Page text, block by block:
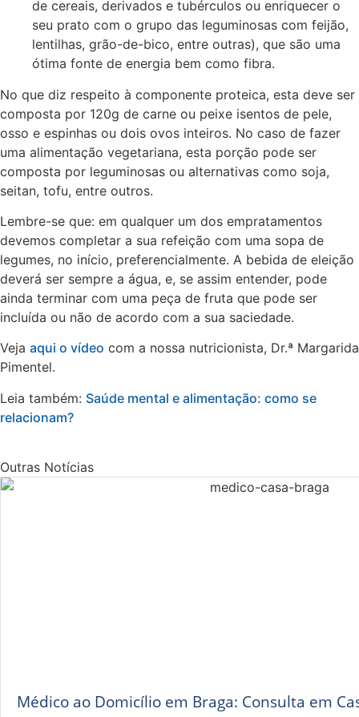
de cereais, derivados e tubérculos ou enriquecer o
seu prato com o grupo das leguminosas com feijão,
lentilhas, grão-de-bico, entre outras), que são uma
ótima fonte de energia bem como fibra.
No que diz respeito à componente proteica, esta deve ser
composta por 120g de carne ou peixe isentos de pele,
osso e espinhas ou dois ovos inteiros. No caso de fazer
uma alimentação vegetariana, esta porção pode ser
composta por leguminosas ou alternativas como soja,
seitan, tofu, entre outros.
Lembre-se que: em qualquer um dos empratamentos
devemos completar a sua refeição com uma sopa de
legumes, no início, preferencialmente. A bebida de eleição
deverá ser sempre a água, e, se assim entender, pode
ainda terminar com uma peça de fruta que pode ser
incluída ou não de acordo com a sua saciedade.
Veja aqui o vídeo com a nossa nutricionista, Dr.ª Margarida
Pimentel.
Leia também: Saúde mental e alimentação: como se
relacionam?
Outras Notícias
Médico ao Domicílio em Braga: Consulta em